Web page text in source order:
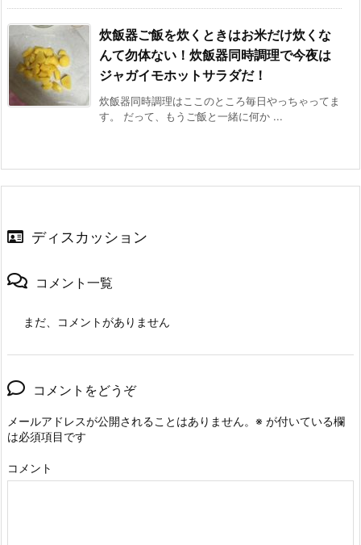
炊飯器ご飯を炊くときはお米だけ炊くな
んて勿体ない！炊飯器同時調理で今夜は
ジャガイモホットサラダだ！
炊飯器同時調理はここのところ毎日やっちゃってま
す。 だって、もうご飯と一緒に何か ...
ディスカッション
コメント一覧
まだ、コメントがありません
コメントをどうぞ
メールアドレスが公開されることはありません。 ※ が付いている欄
は必須項目です
コメント